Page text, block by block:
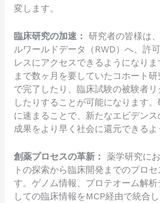
変します。
臨床研究の加速：
研究者の皆様は
ルワールドデータ（RWD）へ、許
レスにアクセスできるようになり
まで数ヶ月を要していたコホート
で完了したり、臨床試験の被験者
したりすることが可能になります
に速まることで、新たなエビデン
成果をより早く社会に還元できるよ
創薬プロセスの革新：
薬学研究に
トの探索から臨床開発までのプロ
す。ゲノム情報、プロテオーム解
しての臨床情報をMCP経由で統合